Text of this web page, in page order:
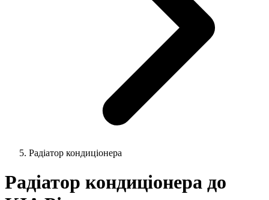
Радіатор кондиціонера
Радіатор кондиціонера до